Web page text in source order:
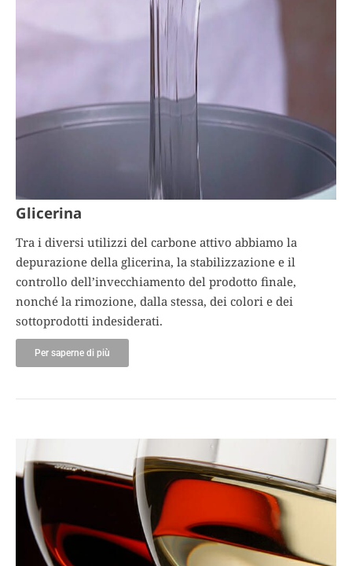
Glicerina
Tra i diversi utilizzi del carbone attivo abbiamo la
depurazione della glicerina, la stabilizzazione e il
controllo dell’invecchiamento del prodotto finale,
nonché la rimozione, dalla stessa, dei colori e dei
sottoprodotti indesiderati.
Per saperne di più